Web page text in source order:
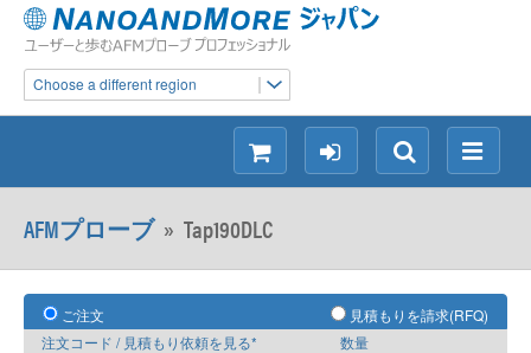
Choose a different region
メ
ニ
検
索
ロ
グ
シ
ョ
ッ
ン
AFMプローブ» Tap190DLC
ご注文
見積もりを請求(RFQ)
注文コード / 見積もり依頼を見る*
数量